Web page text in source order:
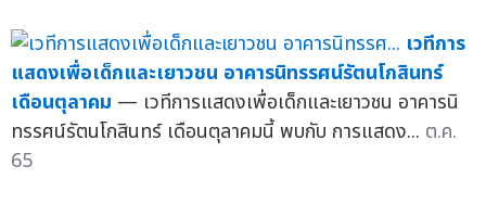
เวทีการ
แสดงเพื่อเด็กและเยาวชน อาคารนิทรรศน์รัตนโกสินทร์
เดือนตุลาคม — เวทีการแสดงเพื่อเด็กและเยาวชน อาคารนิ
ทรรศน์รัตนโกสินทร์ เดือนตุลาคมนี้ พบกับ การแสดง... ต.ค.
65